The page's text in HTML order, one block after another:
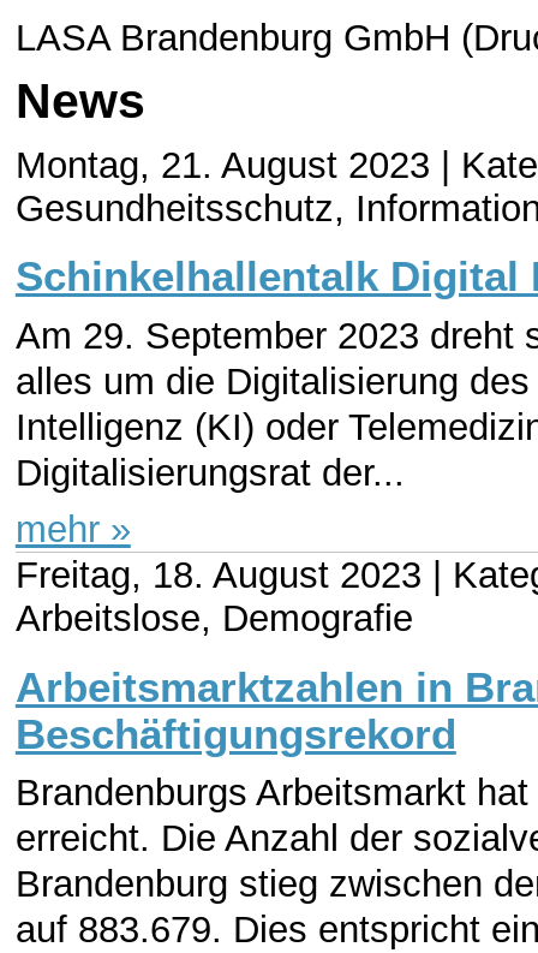
LASA Brandenburg GmbH
News
Montag, 21. August 2023 |
Gesundheitsschutz,
Schinkelhallentalk Digital
Am 29. September 2023 dreht
alles um die Digitalisierung
Intelligenz (KI) oder
Digitalisierungsrat der...
mehr »
Freitag, 18. August 2023 |
Arbeitslose, Demografie
Arbeitsmarktzahlen in
Beschäftigungsrekord
Brandenburgs Arbeitsmarkt
erreicht. Die Anzahl der
Brandenburg stieg zwischen
auf 883.679. Dies entspricht